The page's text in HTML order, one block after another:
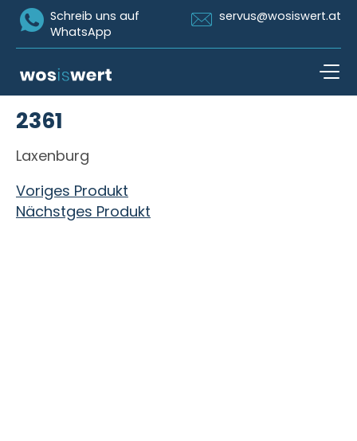
Icon Whatsapp
Schreib uns auf
WhatsApp
Icon Email
servus@wosiswert.at
2361
Laxenburg
Beitragsnavigation
Voriges Produkt
Nächstges Produkt